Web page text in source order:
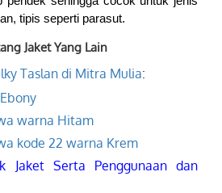
tipis seperti parasut.
Jaket Yang Lain
Taslan di Mitra Mulia:
warna Hitam
kode 22 warna Krem
Jaket Serta Penggunaan dan